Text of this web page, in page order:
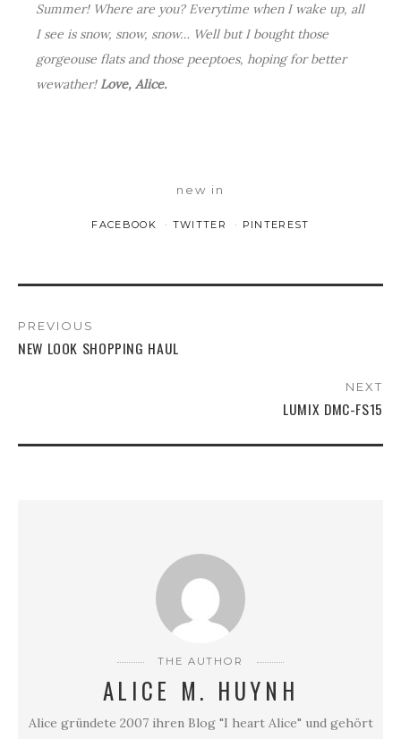
Summer! Where are you? Everytime when I wake up, all
I see is snow, snow, snow… Well but I bought those
gorgeouse flats and those peeptoes, hoping for better
wewather!Love, Alice.
new in
FACEBOOK TWITTER PINTEREST
PREVIOUS
NEW LOOK SHOPPING HAUL
NEXT
LUMIX DMC-FS15
THE AUTHOR
ALICE M. HUYNH
Alice gründete 2007 ihren Blog "I heart Alice" und gehört